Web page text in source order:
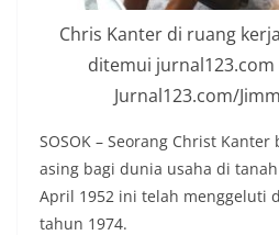
Chris Kanter di ruang
ditemui jurnal123.com
Jurnal123.com/
SOSOK – Seorang Christ
asing bagi dunia usaha di
April 1952 ini telah menggeluti
tahun 1974.